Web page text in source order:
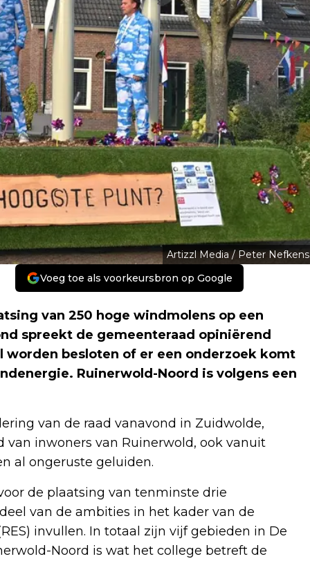
Artizzl Media / Peter Nefkens
Voeg toe als voorkeursbron op Google
van 250 hoge windmolens op een
spreekt de gemeenteraad opiniërend
besloten of er een onderzoek komt
Ruinerwold-Noord is volgens een
van de raad vanavond in Zuidwolde,
van inwoners van Ruinerwold, ook vanuit
al ongeruste geluiden.
de plaatsing van tenminste drie
van de ambities in het kader van de
invullen. In totaal zijn vijf gebieden in De
Noord is wat het college betreft de